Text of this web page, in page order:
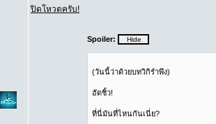
ปิดโหวตครับ!
Spoiler:
(วันนี้ว่าด้วยบทวิกิรำพึง)
ฮัดชิ้ว!
ที่นี่มันที่ไหนกันเนี่ย?